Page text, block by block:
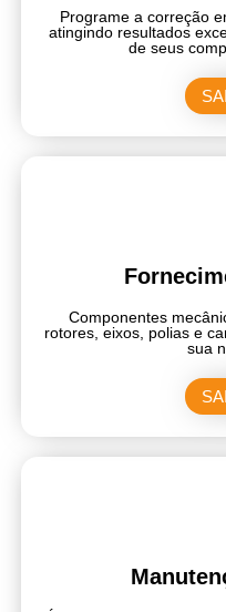
Programe a correção
atingindo resultados
de seus
Componentes
rotores, eixos, polias e
sua